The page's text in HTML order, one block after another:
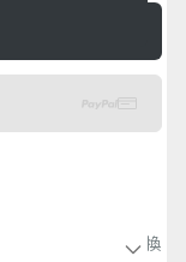
免費送貨及退換